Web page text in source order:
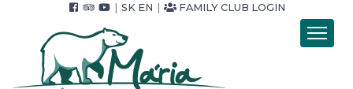
SK EN FAMILY CLUB LOGIN
Introduction
Accommodation